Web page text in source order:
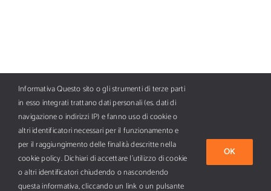
Tutti i diritti riservati Copyright ©2026 BFC AI Media SpA, piazza
Armando Diaz 7, 20123 Milano - E-mail info@nautica.it - PI 11673170152.
Informativa Questo sito o gli strumenti di terze parti
in esso integrati trattano dati personali (es. dati di
navigazione o indirizzi IP) e fanno uso di cookie o
altri identificatori necessari per il funzionamento e
per il raggiungimento delle finalità descritte nella
cookie policy. Dichiari di accettare l’utilizzo di cookie
o altri identificatori chiudendo o nascondendo
questa informativa, cliccando un link o un pulsante
OK